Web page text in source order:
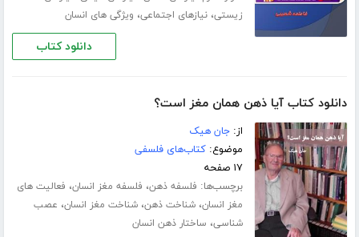
زیستی،نیازهای اجتماعی، ویژگی های انسان
دانلود کتاب
دانلود کتاب آیا ذهن همان مغز است؟
از:جان هیک
موضوع:کتاب‌های فلسفی
۱۷ صفحه
برچسب‌ها: فلسفه ذهن، فلسفه مغز انسان، فعالیت های
مغز انسان،شناخت ذهن،شناخت مغز انسان، عصب
شناسی، ساختار ذهن انسان